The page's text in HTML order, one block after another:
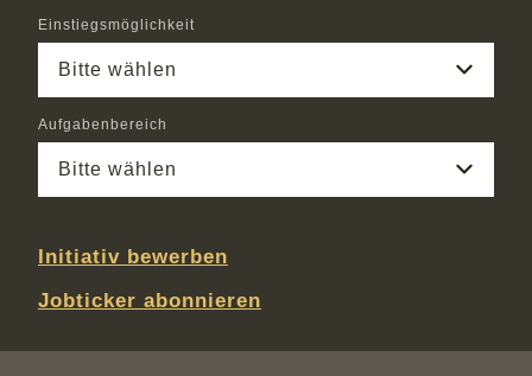
Einstiegsmöglichkeit
Bitte wählen
Aufgabenbereich
Bitte wählen
Initiativ bewerben
Jobticker abonnieren